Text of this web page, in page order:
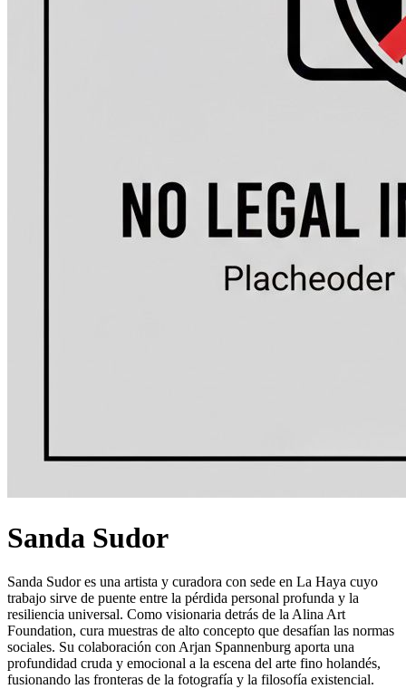
Sanda Sudor
Sanda Sudor es una artista y curadora con sede en La Haya cuyo
trabajo sirve de puente entre la pérdida personal profunda y la
resiliencia universal. Como visionaria detrás de la Alina Art
Foundation, cura muestras de alto concepto que desafían las normas
sociales. Su colaboración con Arjan Spannenburg aporta una
profundidad cruda y emocional a la escena del arte fino holandés,
fusionando las fronteras de la fotografía y la filosofía existencial.